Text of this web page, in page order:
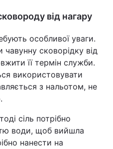
від нагару
особливої уваги.
сковорідку від
її термін служби.
використовувати
з нальотом, не
сіль потрібно
води, щоб вийшла
нанести на